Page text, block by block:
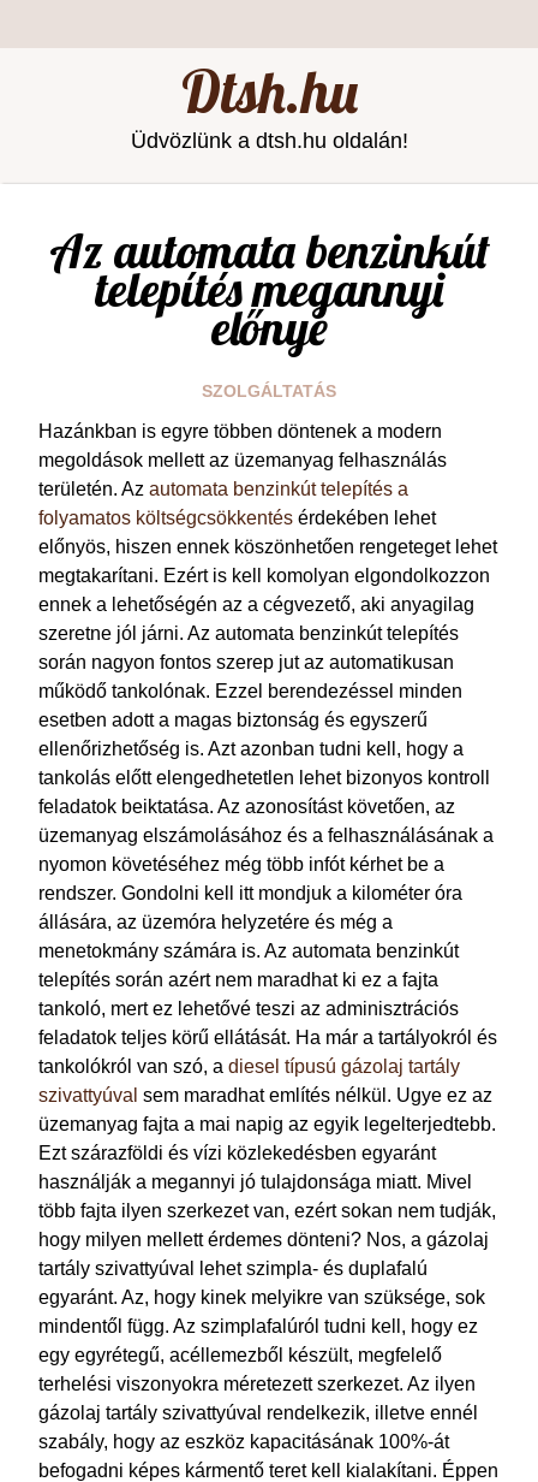
Dtsh.hu
Üdvözlünk a dtsh.hu oldalán!
Az automata benzinkút
telepítés megannyi
előnye
SZOLGÁLTATÁS
Hazánkban is egyre többen döntenek a modern
megoldások mellett az üzemanyag felhasználás
területén. Az automata benzinkút telepítés a
folyamatos költségcsökkentés érdekében lehet
előnyös, hiszen ennek köszönhetően rengeteget lehet
megtakarítani. Ezért is kell komolyan elgondolkozzon
ennek a lehetőségén az a cégvezető, aki anyagilag
szeretne jól járni. Az automata benzinkút telepítés
során nagyon fontos szerep jut az automatikusan
működő tankolónak. Ezzel berendezéssel minden
esetben adott a magas biztonság és egyszerű
ellenőrizhetőség is. Azt azonban tudni kell, hogy a
tankolás előtt elengedhetetlen lehet bizonyos kontroll
feladatok beiktatása. Az azonosítást követően, az
üzemanyag elszámolásához és a felhasználásának a
nyomon követéséhez még több infót kérhet be a
rendszer. Gondolni kell itt mondjuk a kilométer óra
állására, az üzemóra helyzetére és még a
menetokmány számára is. Az automata benzinkút
telepítés során azért nem maradhat ki ez a fajta
tankoló, mert ez lehetővé teszi az adminisztrációs
feladatok teljes körű ellátását. Ha már a tartályokról és
tankolókról van szó, a diesel típusú gázolaj tartály
szivattyúval sem maradhat említés nélkül. Ugye ez az
üzemanyag fajta a mai napig az egyik legelterjedtebb.
Ezt szárazföldi és vízi közlekedésben egyaránt
használják a megannyi jó tulajdonsága miatt. Mivel
több fajta ilyen szerkezet van, ezért sokan nem tudják,
hogy milyen mellett érdemes dönteni? Nos, a gázolaj
tartály szivattyúval lehet szimpla- és duplafalú
egyaránt. Az, hogy kinek melyikre van szüksége, sok
mindentől függ. Az szimplafalúról tudni kell, hogy ez
egy egyrétegű, acéllemezből készült, megfelelő
terhelési viszonyokra méretezett szerkezet. Az ilyen
gázolaj tartály szivattyúval rendelkezik, illetve ennél
szabály, hogy az eszköz kapacitásának 100%-át
befogadni képes kármentő teret kell kialakítani. Éppen